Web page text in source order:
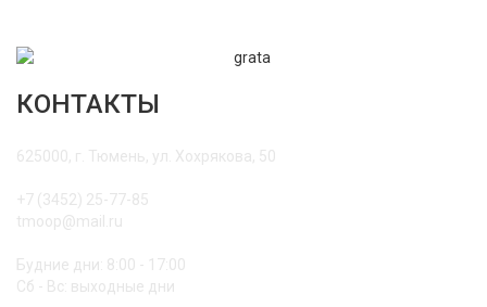
КОНТАКТЫ
625000, г. Тюмень, ул. Хохрякова, 50
+7 (3452) 25-77-85
tmoop@mail.ru
Будние дни: 8:00 - 17:00
Сб - Вс: выходные дни